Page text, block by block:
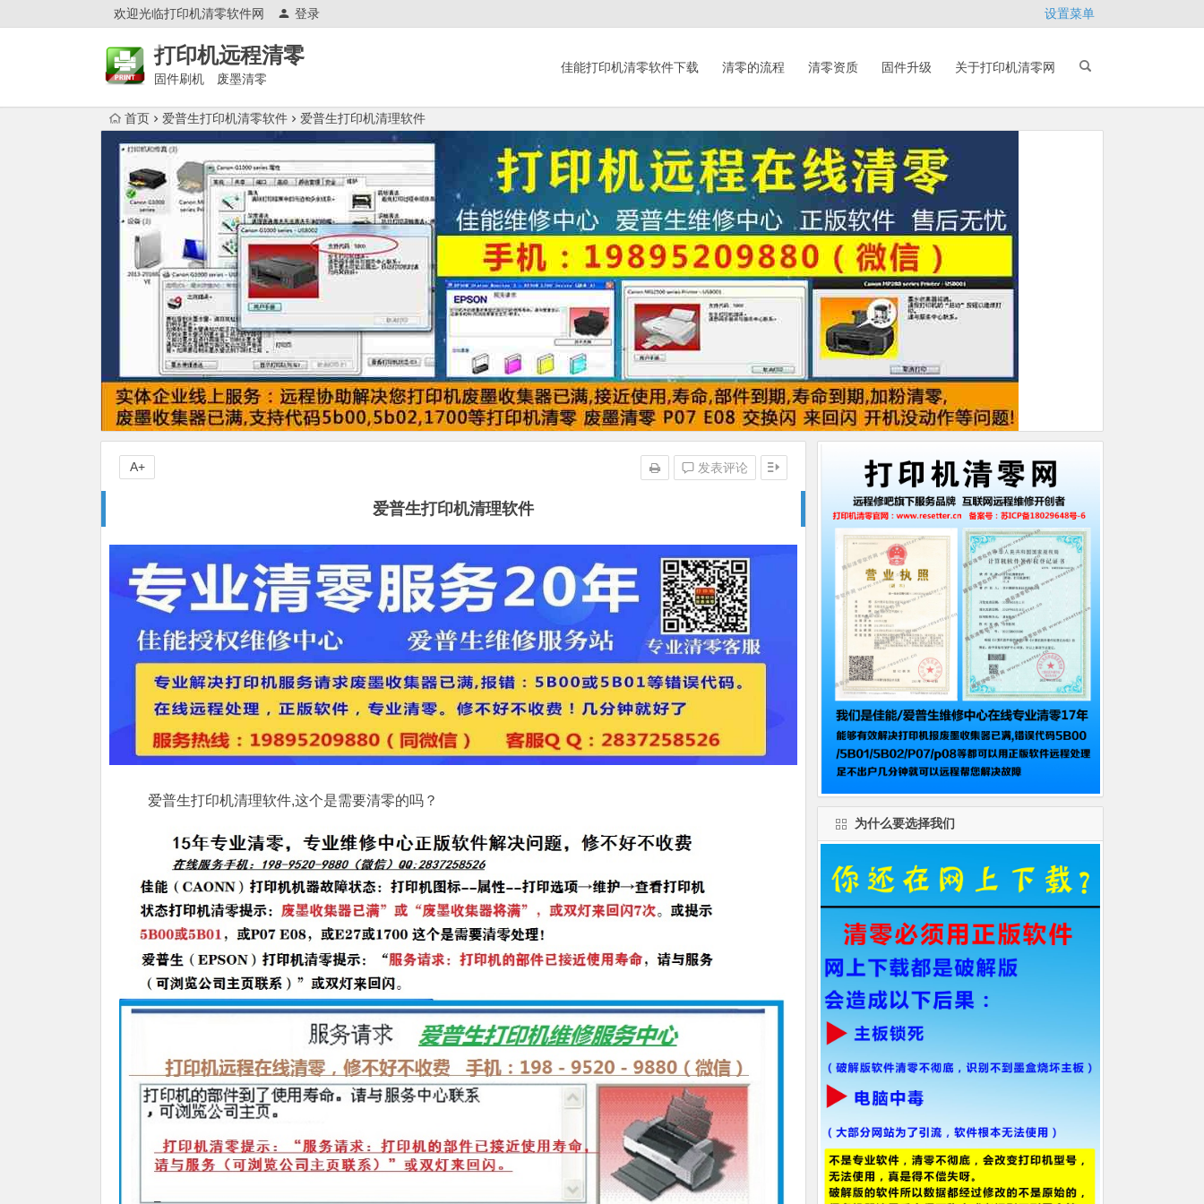
欢迎光临打印机清零软件网 登录 设置菜单
打印机远程清零
固件刷机 废墨清零
佳能打印机清零软件下载 清零的流程 清零资质 固件升级 关于打印机清零网
首页 爱普生打印机清零软件 爱普生打印机清理软件
爱普生打印机清理软件
发表评论
A+
爱普生打印机清理软件,这个是需要清零的吗？
为什么要选择我们